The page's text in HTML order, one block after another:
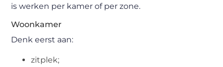
is werken per kamer of per zone.
Woonkamer
Denk eerst aan:
zitplek;